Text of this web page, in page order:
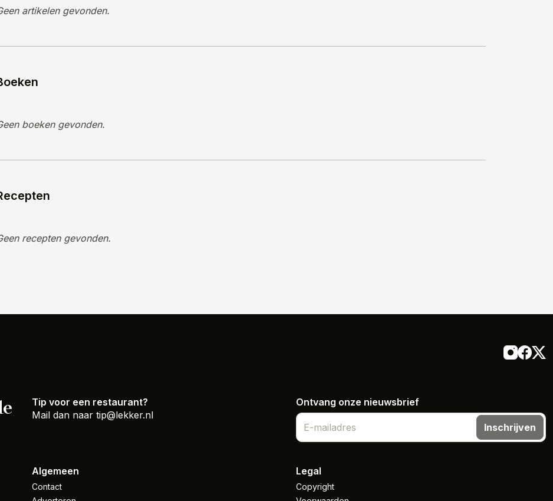
artikelen gevonden.
boeken gevonden.
recepten gevonden.
Tip voor een restaurant?
Mail dan naar tip@lekker.nl
Ontvang onze nieuwsbrief
Inschrijven
Algemeen
Contact
Legal
Copyright